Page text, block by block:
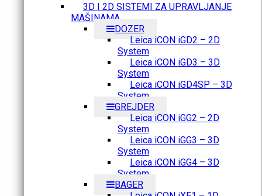
3D I 2D SISTEMI ZA UPRAVLJANJE
MAŠINAMA
DOZER
Leica iCON iGD2 – 2D
System
Leica iCON iGD3 – 3D
System
Leica iCON iGD4SP – 3D
System
GREJDER
Leica iCON iGG2 – 2D
System
Leica iCON iGG3 – 3D
System
Leica iCON iGG4 – 3D
System
BAGER